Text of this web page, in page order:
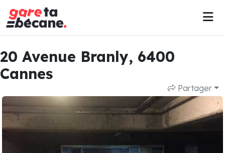
20 Avenue Branly, 6400
Cannes
Partager